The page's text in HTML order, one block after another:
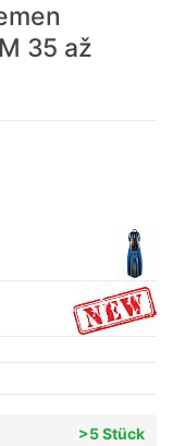
35 až
>5 Stück